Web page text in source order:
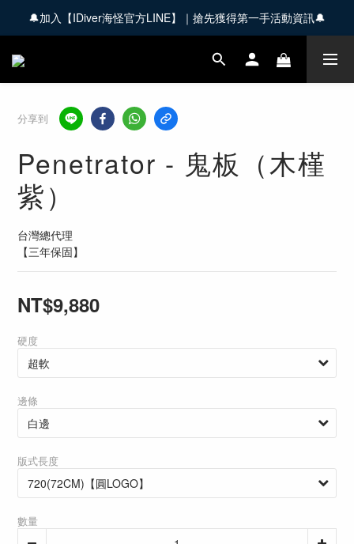
🚚 全館商品滿 $3,000 享免運優惠【會員限定】
🔔加入【IDiver海怪官方LINE】｜搶先獲得第一手活動資訊🔔
🚚 全館商品滿 $3,000 享免運優惠【會員限定】
分享到
Penetrator - 鬼板（木槿
紫）
台灣總代理
【三年保固】
NT$9,880
硬度
邊條
版式長度
數量